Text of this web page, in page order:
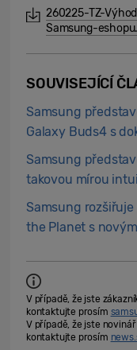
260225-TZ-
Samsung-
SOUVISEJÍCÍ
Samsung
Galaxy Buds4 s
Samsung
takovou mírou
Samsung
the Planet s
V případě, že jste
kontaktujte prosím
V případě, že jste
kontaktujte prosím